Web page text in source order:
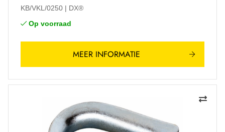
KB/VKL/0250
DX®
Op voorraad
MEER INFORMATIE